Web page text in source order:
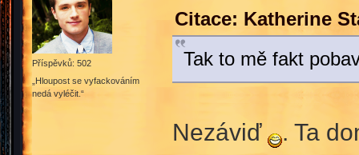
Příspěvků: 502
„Hloupost se vyfackováním
nedá vyléčit.“
Citace: Katherine
Tak to mě fakt
Nezáviď . Ta